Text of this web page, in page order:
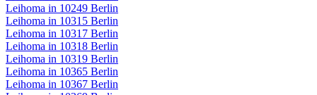
Leihoma in 10249 Berlin
Leihoma in 10315 Berlin
Leihoma in 10317 Berlin
Leihoma in 10318 Berlin
Leihoma in 10319 Berlin
Leihoma in 10365 Berlin
Leihoma in 10367 Berlin